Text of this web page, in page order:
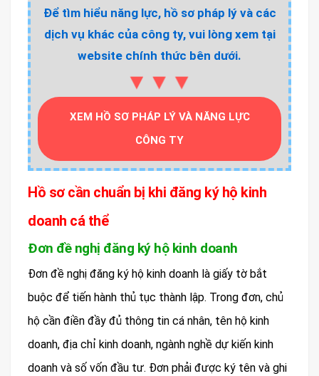
Để tìm hiểu năng lực, hồ sơ pháp lý và các
dịch vụ khác của công ty, vui lòng xem tại
website chính thức bên dưới.
▼▼▼
XEM HỒ SƠ PHÁP LÝ VÀ NĂNG LỰC
CÔNG TY
Hồ sơ cần chuẩn bị khi đăng ký hộ kinh
doanh cá thể
Đơn đề nghị đăng ký hộ kinh doanh
Đơn đề nghị đăng ký hộ kinh doanh là giấy tờ bắt
buộc để tiến hành thủ tục thành lập. Trong đơn, chủ
hộ cần điền đầy đủ thông tin cá nhân, tên hộ kinh
doanh, địa chỉ kinh doanh, ngành nghề dự kiến kinh
doanh và số vốn đầu tư. Đơn phải được ký tên và ghi